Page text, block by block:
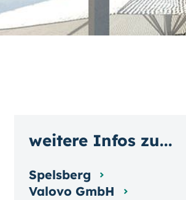
weitere Infos zu...
Spelsberg
Valovo GmbH